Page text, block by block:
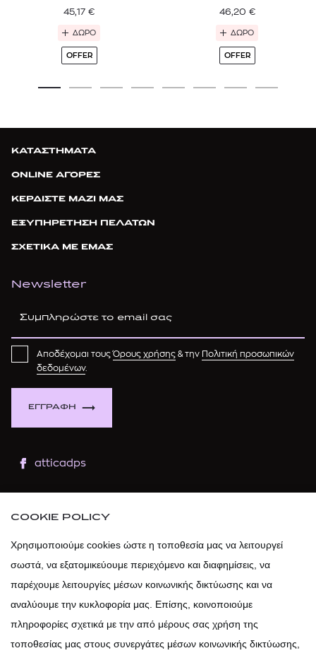
45,17 €
ΔΩΡΟ
OFFER
46,20 €
ΔΩΡΟ
OFFER
ΚΑΤΑΣΤΗΜΑΤΑ
ONLINE ΑΓΟΡΕΣ
ΚΕΡΔΙΣΤΕ ΜΑΖΙ ΜΑΣ
ΕΞΥΠΗΡΕΤΗΣΗ ΠΕΛΑΤΩΝ
ΣΧΕΤΙΚΑ ΜΕ ΕΜΑΣ
Newsletter
ΕΓΓΡΑΦΗ
Αποδέχομαι τουςΌρους χρήσης & την Πολιτική προσωπικών
δεδομένων.
atticadps
atticadps
COOKIE POLICY
Χρησιμοποιούμε cookies ώστε η τοποθεσία μας να λειτουργεί
σωστά, να εξατομικεύουμε περιεχόμενο και διαφημίσεις, να
παρέχουμε λειτουργίες μέσων κοινωνικής δικτύωσης και να
αναλύουμε την κυκλοφορία μας. Επίσης, κοινοποιούμε
πληροφορίες σχετικά με την από μέρους σας χρήση της
τοποθεσίας μας στους συνεργάτες μέσων κοινωνικής δικτύωσης,